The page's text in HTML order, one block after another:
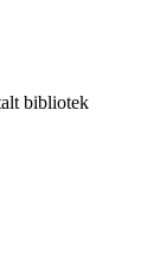
bibliotek